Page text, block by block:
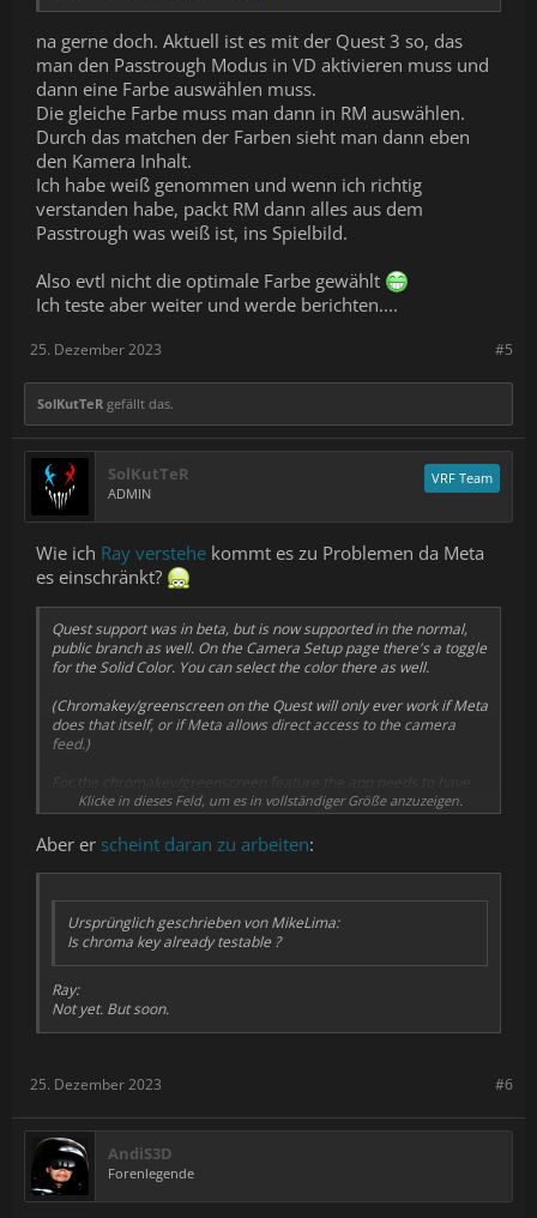
na gerne doch. Aktuell ist es mit der Quest 3 so, das
man den Passtrough Modus in VD aktivieren muss und
dann eine Farbe auswählen muss.
Die gleiche Farbe muss man dann in RM auswählen.
Durch das matchen der Farben sieht man dann eben
den Kamera Inhalt.
Ich habe weiß genommen und wenn ich richtig
verstanden habe, packt RM dann alles aus dem
Passtrough was weiß ist, ins Spielbild.
Also evtl nicht die optimale Farbe gewählt
Ich teste aber weiter und werde berichten....
#5
25. Dezember 2023
SolKutTeR gefällt das.
SolKutTeR
ADMIN
VRF Team
Wie ich Ray verstehe kommt es zu Problemen da Meta
es einschränkt?
Quest support was in beta, but is now supported in the normal,
public branch as well. On the Camera Setup page there's a toggle
for the Solid Color. You can select the color there as well.
(Chromakey/greenscreen on the Quest will only ever work if Meta
does that itself, or if Meta allows direct access to the camera
feed.)
For the chromakey/greenscreen feature the app needs to have
access to the camera pixels, which Meta doesn't allow. The only
party that could make chromakeying on the Quest is Meta itself.
Klicke in dieses Feld, um es in vollständiger Größe anzuzeigen.
Aber er scheint daran zu arbeiten:
Ursprünglich geschrieben von MikeLima:
Is chroma key already testable ?
Ray:
Not yet. But soon.
#6
25. Dezember 2023
AndiS3D
Forenlegende